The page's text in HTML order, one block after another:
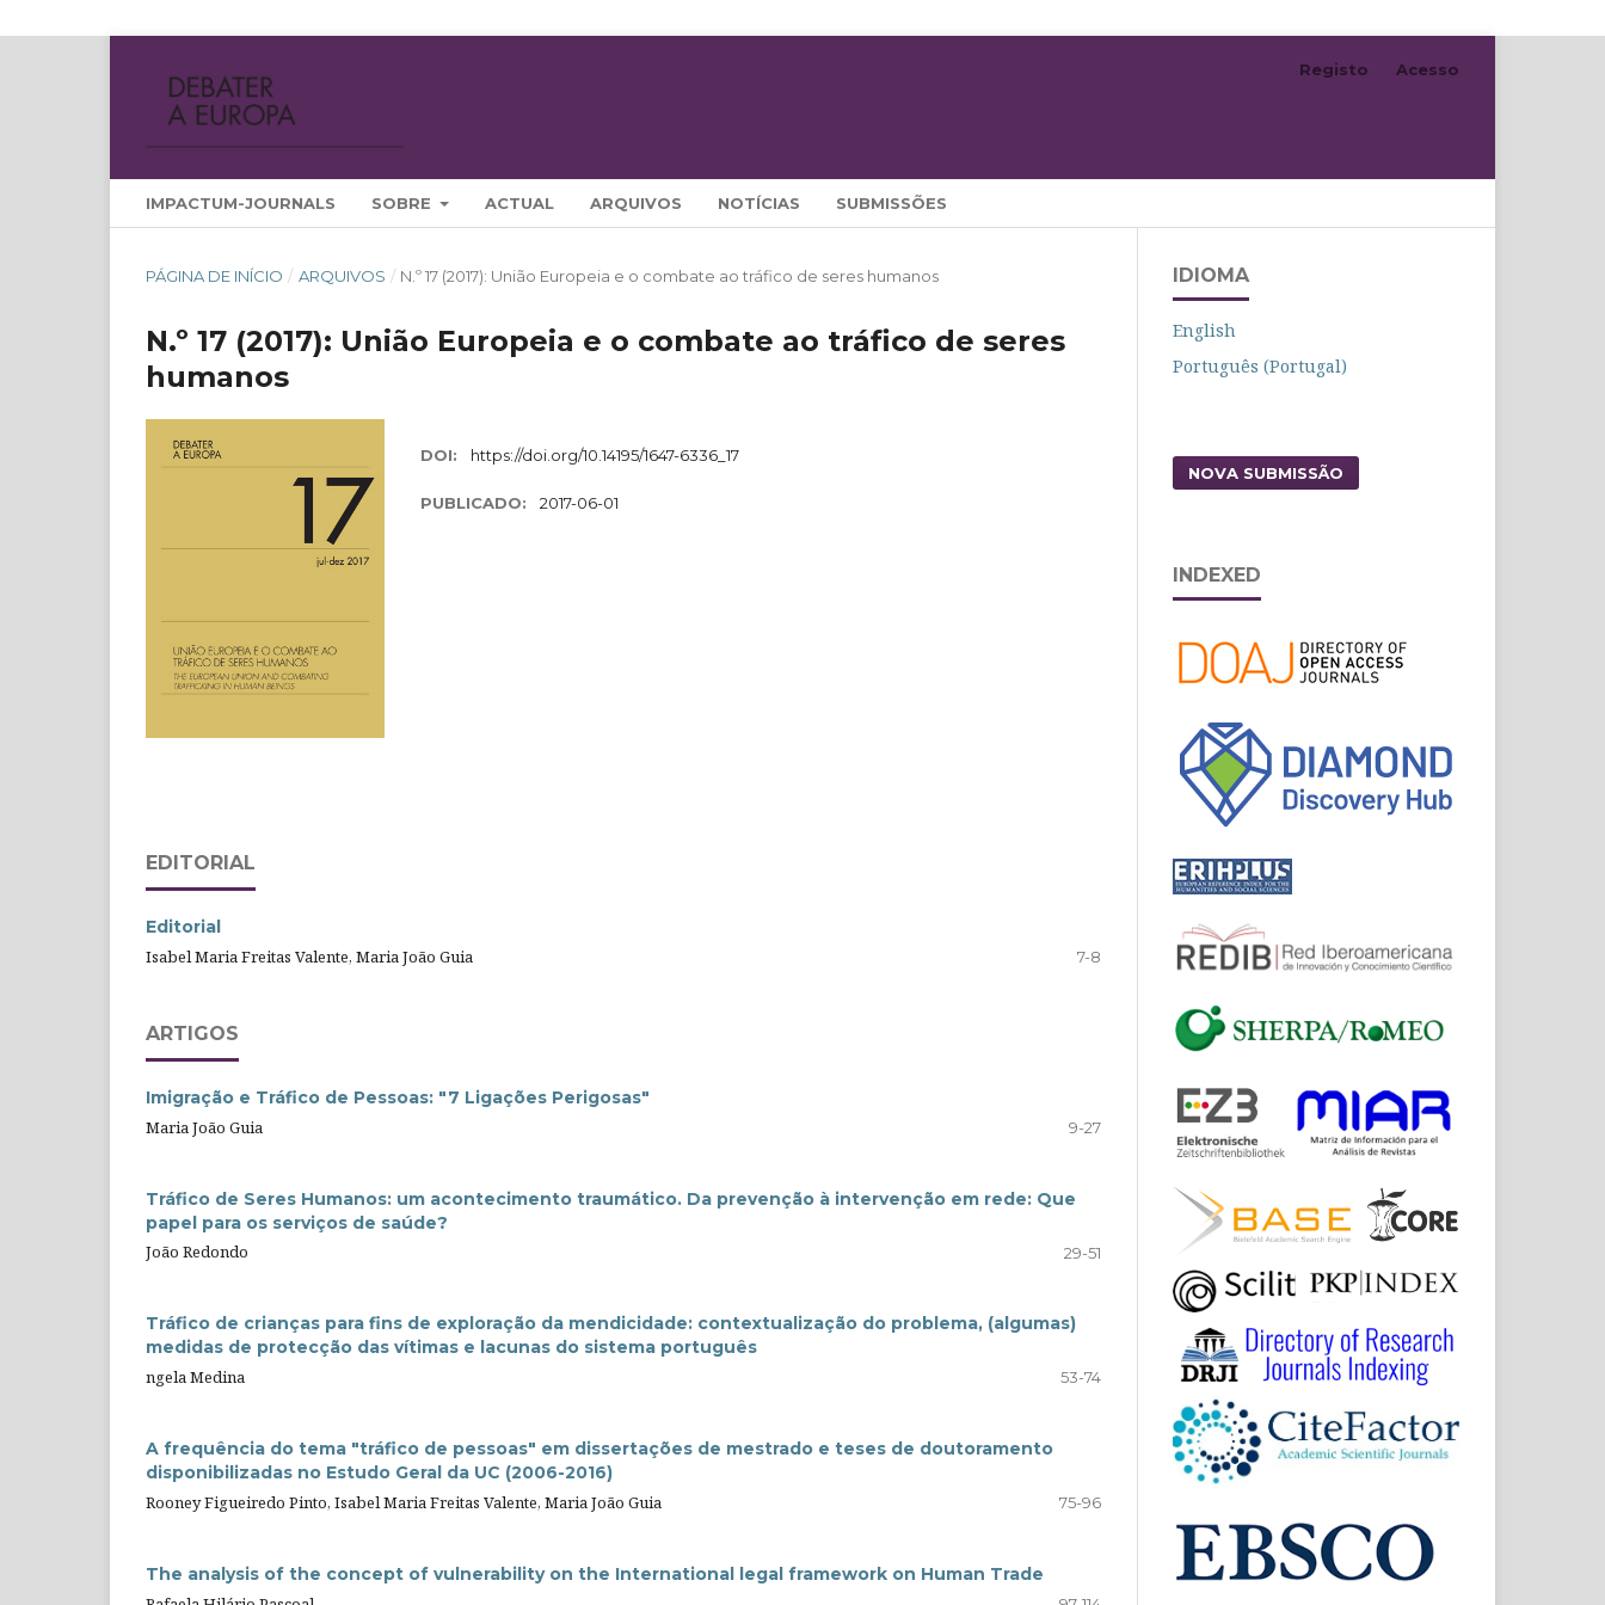
IMPACTUM-JOURNALS SOBRE ACTUAL ARQUIVOS NOTÍCIAS SUBMISSÕES
Registo Acesso
PÁGINA DE INÍCIO / ARQUIVOS / N.º 17 (2017): União Europeia e o combate ao tráfico de seres humanos
N.º 17 (2017): União Europeia e o combate ao tráfico de seres
humanos
DOI: https://doi.org/10.14195/1647-6336_17
PUBLICADO: 2017-06-01
EDITORIAL
Editorial
Isabel Maria Freitas Valente, Maria João Guia
7-8
ARTIGOS
Imigração e Tráfico de Pessoas: "7 Ligações Perigosas"
Maria João Guia
9-27
Tráfico de Seres Humanos: um acontecimento traumático. Da prevenção à intervenção em rede: Que
papel para os serviços de saúde?
João Redondo
29-51
Tráfico de crianças para fins de exploração da mendicidade: contextualização do problema, (algumas)
medidas de protecção das vítimas e lacunas do sistema português
ngela Medina
53-74
A frequência do tema "tráfico de pessoas" em dissertações de mestrado e teses de doutoramento
disponibilizadas no Estudo Geral da UC (2006-2016)
Rooney Figueiredo Pinto, Isabel Maria Freitas Valente, Maria João Guia
75-96
The analysis of the concept of vulnerability on the International legal framework on Human Trade
IDIOMA
English
Português (Portugal)
NOVA SUBMISSÃO
INDEXED